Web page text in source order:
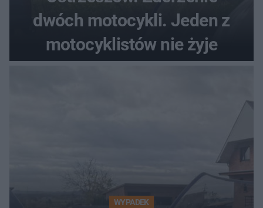
dwóch motocykli. Jeden z
motocyklistów nie żyje
WYPADEK